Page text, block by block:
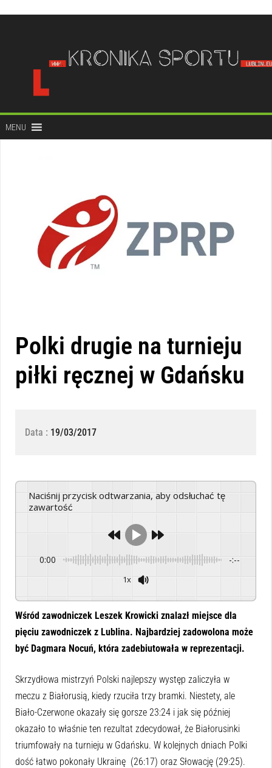
treści
MENU
Polki drugie na turnieju
piłki ręcznej w Gdańsku
Data : 19/03/2017
Naciśnij przycisk odtwarzania, aby odsłuchać tę
zawartość
0:00 -:--
1x
Wśród zawodniczek Leszek Krowicki znalazł miejsce dla
pięciu zawodniczek z Lublina. Najbardziej zadowolona może
być Dagmara Nocuń, która zadebiutowała w reprezentacji.
Skrzydłowa mistrzyń Polski najlepszy występ zaliczyła w
meczu z Białorusią, kiedy rzuciła trzy bramki. Niestety, ale
Biało-Czerwone okazały się gorsze 23:24 i jak się później
okazało to właśnie ten rezultat zdecydował, że Białorusinki
triumfowały na turnieju w Gdańsku. W kolejnych dniach Polki
dość łatwo pokonały Ukrainę (26:17) oraz Słowację (29:25).